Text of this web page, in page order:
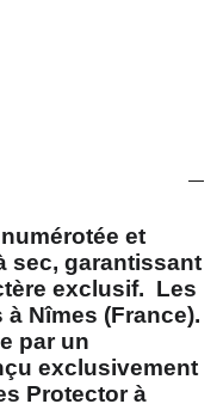
numérotée et
sec, garantissant
exclusif. Les
Nîmes (France).
par un
exclusivement
Protector à